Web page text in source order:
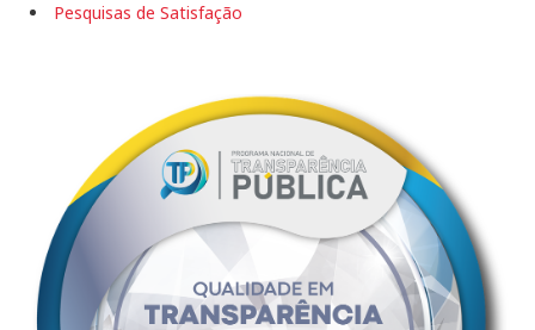
Pesquisas de Satisfação